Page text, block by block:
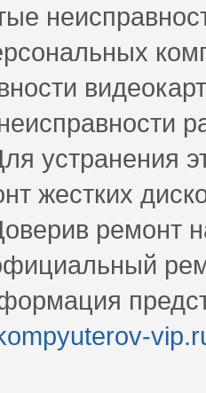
устранения
жестких
ремонт